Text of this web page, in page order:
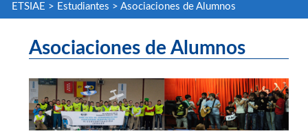
ETSIAE > Estudiantes > Asociaciones de Alumnos
Asociaciones de Alumnos